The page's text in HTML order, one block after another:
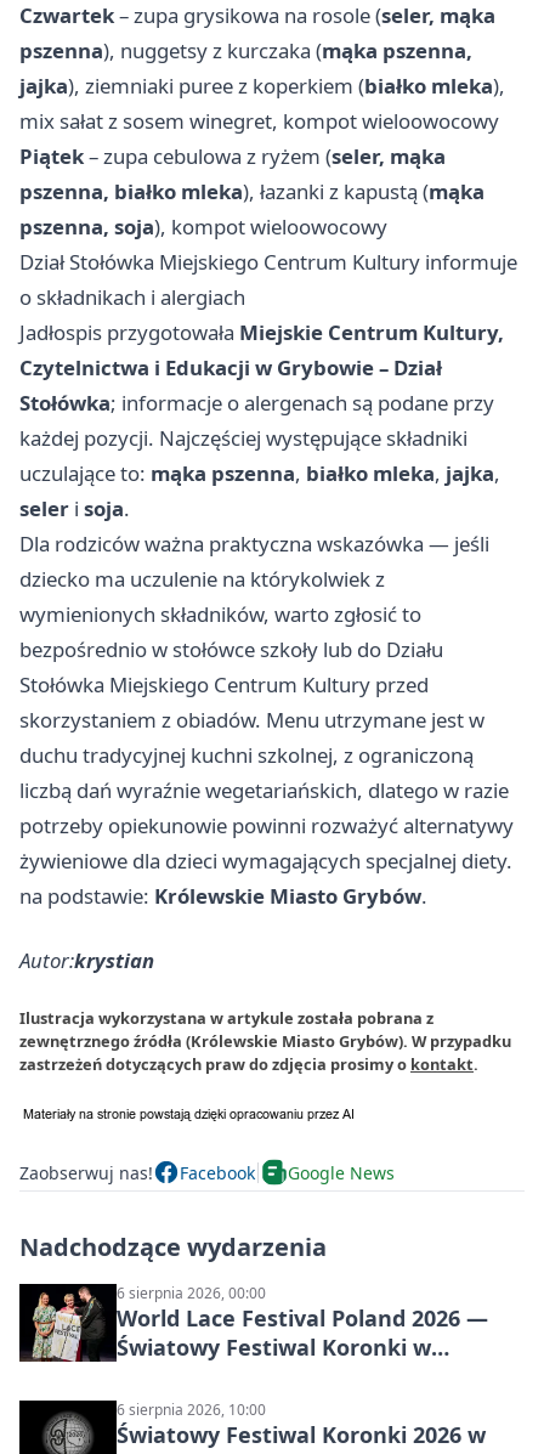
Czwartek– zupa grysikowa na rosole (seler, mąka
pszenna), nuggetsy z kurczaka (mąka pszenna,
jajka), ziemniaki puree z koperkiem (białko mleka),
mix sałat z sosem winegret, kompot wieloowocowy
Piątek– zupa cebulowa z ryżem (seler, mąka
pszenna, białko mleka), łazanki z kapustą (mąka
pszenna, soja), kompot wieloowocowy
Dział Stołówka Miejskiego Centrum Kultury informuje
o składnikach i alergiach
Jadłospis przygotowała Miejskie Centrum Kultury,
Czytelnictwa i Edukacji w Grybowie – Dział
Stołówka; informacje o alergenach są podane przy
każdej pozycji. Najczęściej występujące składniki
uczulające to: mąka pszenna, białko mleka, jajka,
seler i soja.
Dla rodziców ważna praktyczna wskazówka — jeśli
dziecko ma uczulenie na którykolwiek z
wymienionych składników, warto zgłosić to
bezpośrednio w stołówce szkoły lub do Działu
Stołówka Miejskiego Centrum Kultury przed
skorzystaniem z obiadów. Menu utrzymane jest w
duchu tradycyjnej kuchni szkolnej, z ograniczoną
liczbą dań wyraźnie wegetariańskich, dlatego w razie
potrzeby opiekunowie powinni rozważyć alternatywy
żywieniowe dla dzieci wymagających specjalnej diety.
na podstawie: Królewskie Miasto Grybów.
Autor:krystian
Ilustracja wykorzystana w artykule została pobrana z
zewnętrznego źródła (Królewskie Miasto Grybów). W przypadku
zastrzeżeń dotyczących praw do zdjęcia prosimy o kontakt.
Zaobserwuj nas! Facebook Google News
Nadchodzące wydarzenia
6 sierpnia 2026, 00:00
World Lace Festival Poland 2026 —
Światowy Festiwal Koronki w
6 sierpnia 2026, 10:00
Światowy Festiwal Koronki 2026 w